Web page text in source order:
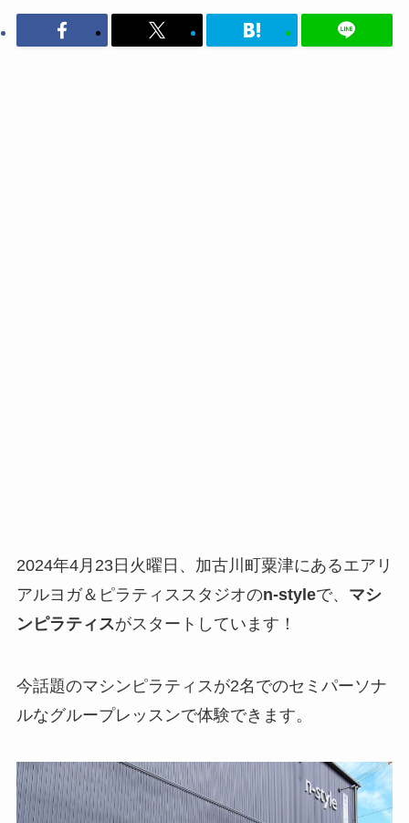
2024年4月23日火曜日、加古川町粟津にあるエアリ
アルヨガ＆ピラティススタジオのn-styleで、 マシ
ンピラティスがスタートしています！
今話題のマシンピラティスが2名でのセミパーソナ
ルなグループレッスンで体験できます。